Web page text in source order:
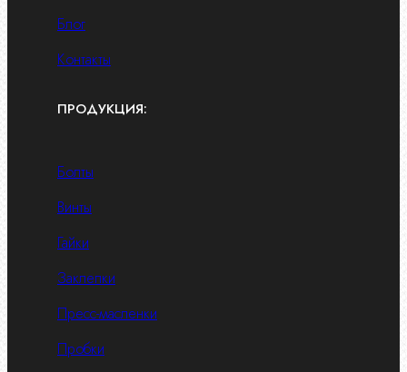
Блог
Контакты
ПРОДУКЦИЯ:
Болты
Винты
Гайки
Заклепки
Пресс-масленки
Пробки